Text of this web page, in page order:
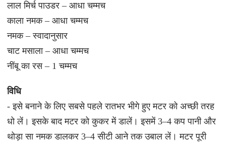
लाल मिर्च पाउडर – आधा चम्मच
काला नमक – आधा चम्मच
नमक – स्वादानुसार
चाट मसाला – आधा चम्मच
नींबू का रस – 1 चम्मच
विधि
- इसे बनाने के लिए सबसे पहले रातभर भीगे हुए मटर को अच्छी तरह
धो लें। इसके बाद मटर को कुकर में डालें। इसमें 3–4 कप पानी और
थोड़ा सा नमक डालकर 3–4 सीटी आने तक उबाल लें। मटर पूरी